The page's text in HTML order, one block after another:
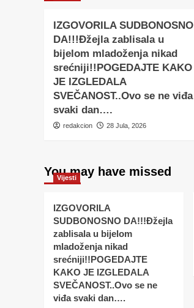
IZGOVORILA SUDBONOSNO
DA!!!Đžejla zablisala u
bijelom mladoženja nikad
srećniji!!POGEDAJTE KAKO
JE IZGLEDALA
SVEČANOST..Ovo se ne viđa
svaki dan….
redakcion 28 Jula, 2026
You may have missed
Vijesti
IZGOVORILA
SUDBONOSNO DA!!!Đžejla
zablisala u bijelom
mladoženja nikad
srećniji!!POGEDAJTE
KAKO JE IZGLEDALA
SVEČANOST..Ovo se ne
viđa svaki dan….